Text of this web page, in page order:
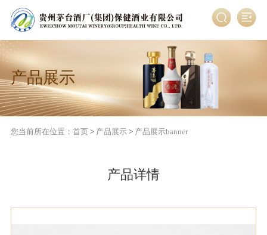
产品展示
您当前所在位置： 首页> 产品展示> 产品展示banner
产品详情